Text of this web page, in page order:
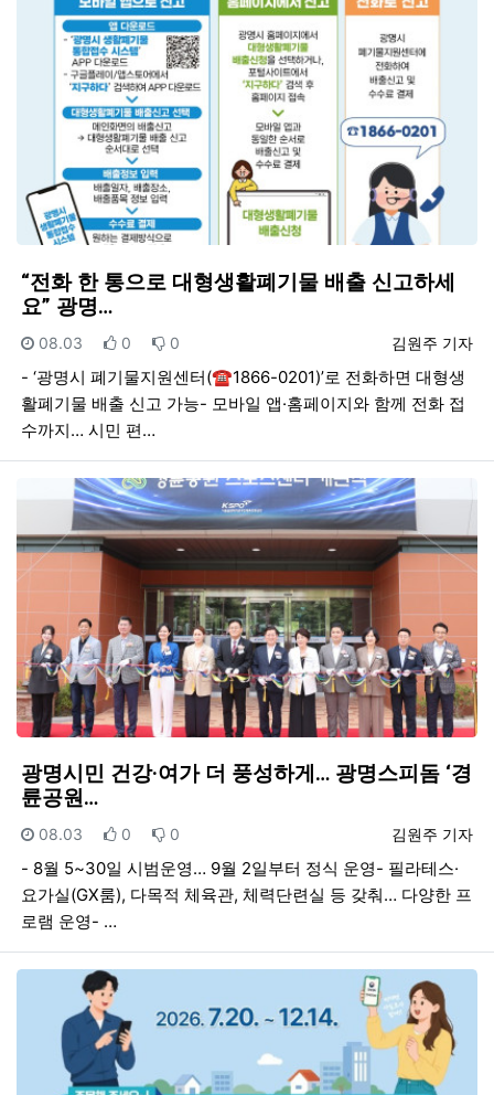
“전화 한 통으로 대형생활폐기물 배출 신고하세
요” 광명…
등록자
김원주 기자
등록일
08.03 추천
0 비추천
0
- ‘광명시 폐기물지원센터(☎1866-0201)’로 전화하면 대형생
활폐기물 배출 신고 가능- 모바일 앱·홈페이지와 함께 전화 접
수까지… 시민 편…
광명시민 건강·여가 더 풍성하게… 광명스피돔 ‘경
륜공원…
등록자
김원주 기자
등록일
08.03 추천
0 비추천
0
- 8월 5~30일 시범운영… 9월 2일부터 정식 운영- 필라테스·
요가실(GX룸), 다목적 체육관, 체력단련실 등 갖춰… 다양한 프
로램 운영- …